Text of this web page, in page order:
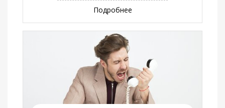
Подробнее